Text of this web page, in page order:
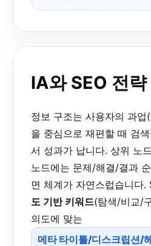
IA와 SEO 전략
정보 구조는 사용자의 과업
을 중심으로 재편할 때 검
서 성과가 납니다. 상위 노
노드에는 문제/해결/결과
면 체계가 자연스럽습니다.
도 기반 키워드(탐색/비교/
의도에 맞는
메타 타이틀/디스크립션/